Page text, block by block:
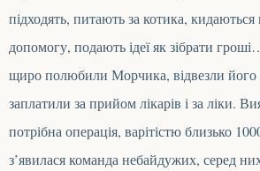
підходять, питають за котика,
допомогу, подають ідеї як зібрати
щиро полюбили Морчика, відвезли його
заплатили за прийом лікарів і за ліки.
потрібна операція, варітістю близько
з’явилася команда небайдужих, серед